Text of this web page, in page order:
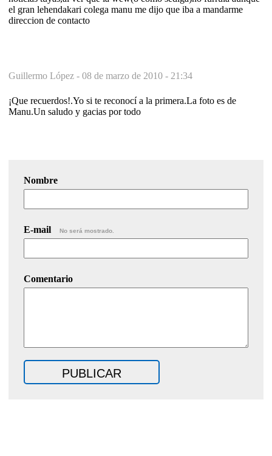
el gran lehendakari colega manu me dijo que iba a mandarme
direccion de contacto
Guillermo López - 08 de marzo de 2010 - 21:34
¡Que recuerdos!.Yo si te reconocí a la primera.La foto es de
Manu.Un saludo y gacias por todo
Nombre
E-mail No será mostrado.
Comentario